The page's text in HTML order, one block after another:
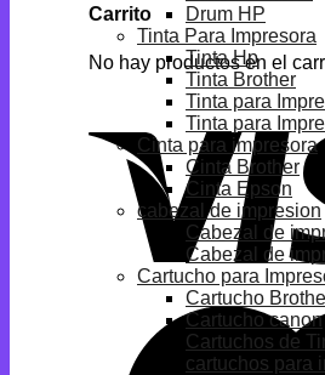
Carrito
No hay productos en el
Drum HP
Tinta Para Impresora
Tinta Hp
Tinta Brother
Tinta para
Tinta para
Cinta para impresora
Cinta Brother
Cinta Epson
cabezal de impresion
Cabezal de
Cabezal de
Cartucho para
Cartucho
Cartucho canon
Cartuchos de
cartuchos para